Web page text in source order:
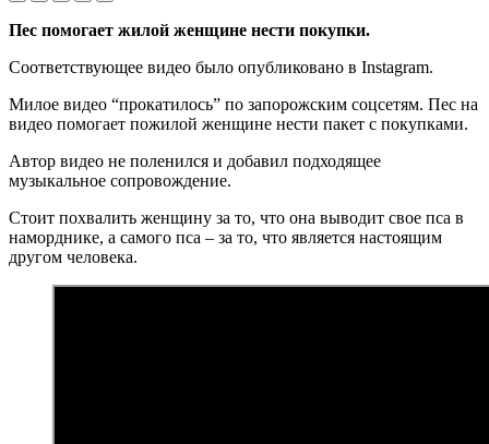
Пес помогает жилой женщине нести покупки.
Соответствующее видео было опубликовано в Instagram.
Милое видео “прокатилось” по запорожским соцсетям. Пес на
видео помогает пожилой женщине нести пакет с покупками.
Автор видео не поленился и добавил подходящее
музыкальное сопровождение.
Стоит похвалить женщину за то, что она выводит свое пса в
наморднике, а самого пса – за то, что является настоящим
другом человека.